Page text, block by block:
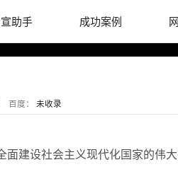
助手 成功案例
百度：未收录
建设社会主义现代化国家的伟